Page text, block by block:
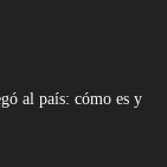
al país: cómo es y